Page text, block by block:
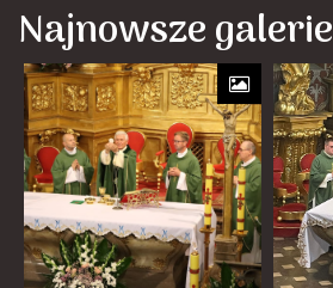
Najnowsze galerie